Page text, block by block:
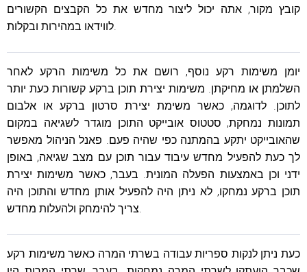
קובץ מקור, אתה יכול ליצור מחדש את כל הקבצים הקשורים
לווידאו במהירות ובקלות.
יומן משימות רקע נוסף, רושם את כל משימות הרקע לאחר
השלמתן או מחיקתן. משימות יצירת תוכן ברקע קשורות כעת יותר
לתוכן. לדוגמה, כאשר משימת יצירת סרטון ברקע או אלבום
תמונות נמחקת, סטטוס אובייקט התוכן מוגדר לשגיאה במקום
שהאובייקט יתקע בהמתנה כפי שהיה פעם. פאנל הניהול מאפשר
לך כעת להפעיל מחדש עיבוד עבור תוכן עם מצב שגיאה, באופן
ידני וכן באמצעות הפעלה המונית. בעבר, כאשר משימות יצירת
תוכן ברקע נמחקו, לא ניתן היה להפעיל אותן מחדש והתוכן היה
צריך להימחק ולהעלות מחדש.
כעת ניתן לנקות ספריות עבודה בשרתי המרה כאשר משימות רקע